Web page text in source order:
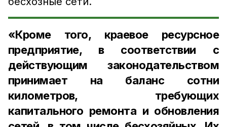
«Кроме того, краевое ресурсное
предприятие, в соответствии с
действующим законодательством
принимает на баланс сотни
километров, требующих
капитального ремонта и обновления